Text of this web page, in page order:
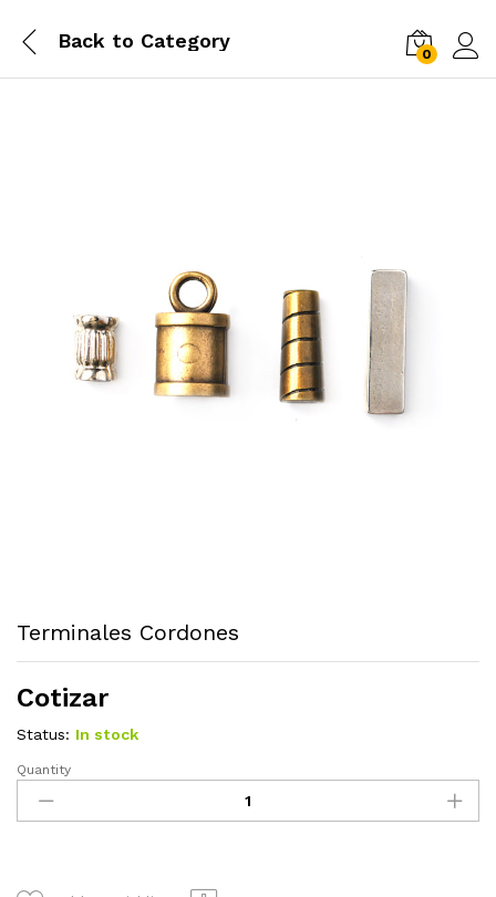
Back to Category
0
Terminales Cordones
Cotizar
Status: In stock
Terminales
Cordones
quantity
Quantity